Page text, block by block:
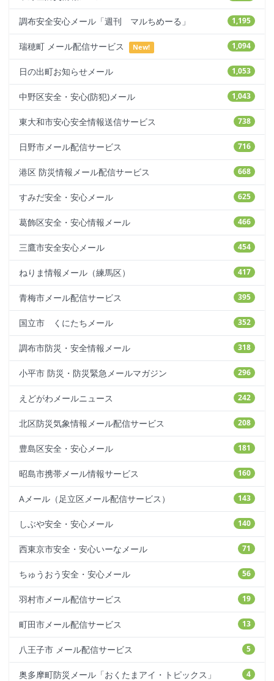
1,195
調布安全安心メール「週刊 マルちめーる」
1,094
瑞穂町 メール配信サービス New!
1,053
日の出町お知らせメール
1,043
中野区安全・安心(防犯)メール
738
東大和市安心安全情報送信サービス
716
日野市メール配信サービス
668
港区 防災情報メール配信サービス
625
すみだ安全・安心メール
466
葛飾区安全・安心情報メール
454
三鷹市安全安心メール
417
ねりま情報メール（練馬区）
395
青梅市メール配信サービス
352
国立市 くにたちメール
318
調布市防災・安全情報メール
296
小平市 防災・防災緊急メールマガジン
242
えどがわメールニュース
208
北区防災気象情報メール配信サービス
181
豊島区安全・安心メール
160
昭島市携帯メール情報サービス
143
Aメール（足立区メール配信サービス）
140
しぶや安全・安心メール
71
西東京市安全・安心いーなメール
56
ちゅうおう安全・安心メール
19
羽村市メール配信サービス
13
町田市メール配信サービス
5
八王子市 メール配信サービス
4
奥多摩町防災メール「おくたまアイ・トピックス」